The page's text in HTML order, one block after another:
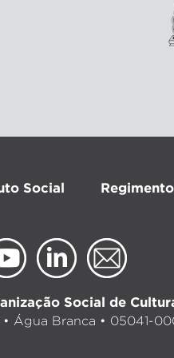
Social
Social de
Água Branca • 05041-